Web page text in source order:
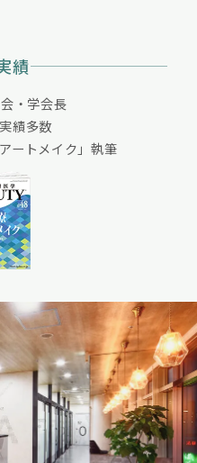
績
・学会長
績多数
ートメイク」執筆